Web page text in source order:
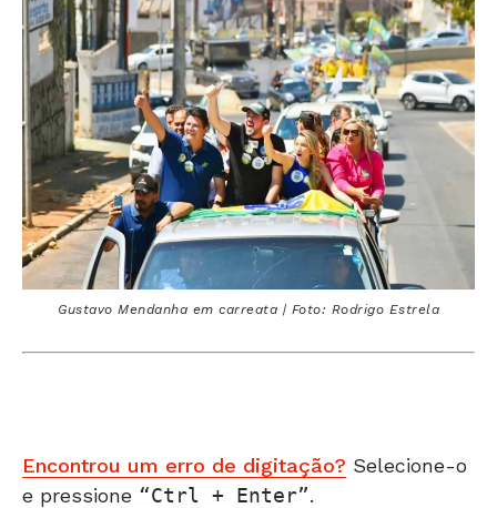
Gustavo Mendanha em carreata | Foto: Rodrigo Estrela
Encontrou um erro de digitação? Selecione-o
e pressione
Ctrl + Enter .